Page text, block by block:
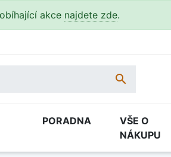
akce najdete zde.

PORADNA
VŠE O
NÁKUPU